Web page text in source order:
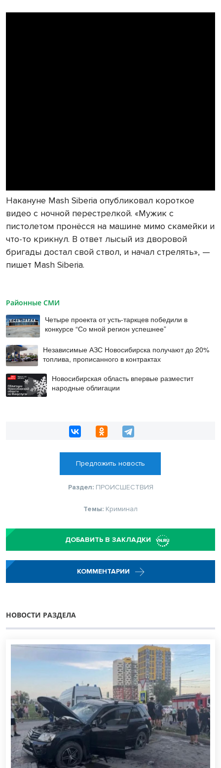
Накануне Mash Siberia опубликовал короткое
видео с ночной перестрелкой. «Мужик с
пистолетом пронёсся на машине мимо скамейки и
что-то крикнул. В ответ лысый из дворовой
бригады достал свой ствол, и начал стрелять», —
пишет Mash Siberia.
Районные СМИ
Четыре проекта от усть-таркцев победили в
конкурсе “Со мной регион успешнее”
Независимые АЗС Новосибирска получают до 20%
топлива, прописанного в контрактах
Новосибирская область впервые разместит
народные облигации
Предложить новость
Раздел: ПРОИСШЕСТВИЯ
Темы: Криминал
ДОБАВИТЬ В ЗАКЛАДКИ
КОММЕНТАРИИ
НОВОСТИ РАЗДЕЛА